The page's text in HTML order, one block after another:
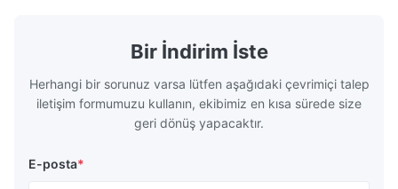
Bir İndirim İste
Herhangi bir sorunuz varsa lütfen aşağıdaki çevrimiçi talep
iletişim formumuzu kullanın, ekibimiz en kısa sürede size
geri dönüş yapacaktır.
E-posta*